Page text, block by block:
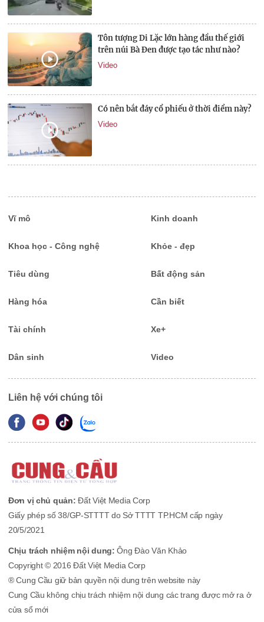
Tôn tượng Di Lặc lớn hàng đầu thế giới
trên núi Bà Đen được tạo tác như nào?
Video
Có nên bắt đáy cổ phiếu ở thời điểm này?
Video
Vĩ mô Kinh doanh
Khoa học - Công nghệ Khỏe - đẹp
Tiêu dùng Bất động sản
Hàng hóa Cần biết
Tài chính Xe+
Dân sinh Video
Liên hệ với chúng tôi
Đơn vị chủ quản: Đất Việt Media Corp
Giấy phép số 38/GP-STTTT do Sở TTTT TP.HCM cấp ngày
20/5/2021
Chịu trách nhiệm nội dung:Ông Đào Văn Khảo
Copyright © 2016 Đất Việt Media Corp
® Cung Cầu giữ bản quyền nội dung trên website này
Cung Cầu không chịu trách nhiệm nội dung các trang được mở ra ở
cửa sổ mới